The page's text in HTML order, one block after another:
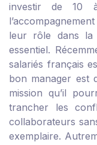
investir de 10
leur rôle dans la
essentiel.
salariés français
bon manager est
mission qu’il
trancher les
collaborateurs
exemplaire.